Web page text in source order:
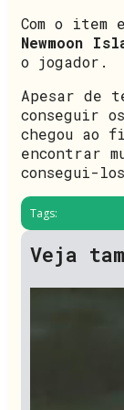
Com o item
Newmoon
o jogador.
Apesar de
conseguir
chegou ao
encontrar
consegui-
Tags:
Veja